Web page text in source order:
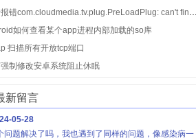
混淆报错com.cloudmedia.tv.plug.PreLoadPlug: can't find
如何查看某个app进程内部加载的so库
扫描所有开放tcp端口
制修改安卓系统阻止休眠
新留言
05-28
问题解决了吗，我也遇到了同样的问题，像感染病一